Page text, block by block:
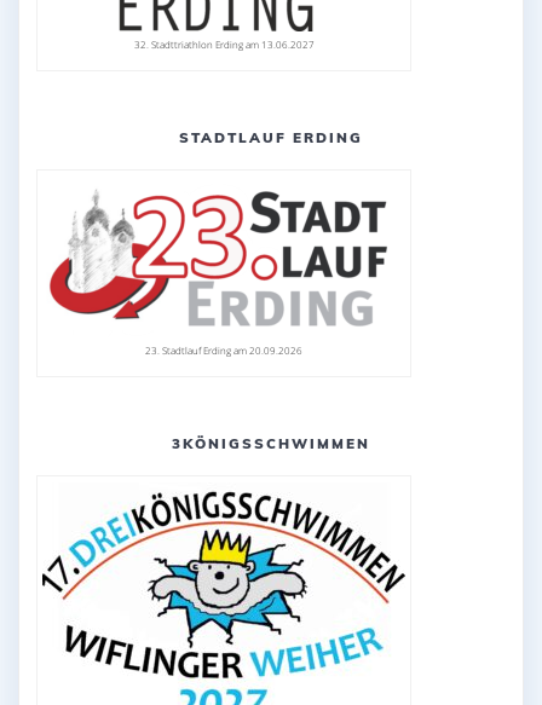
32. Stadttriathlon Erding am 13.06.2027
STADTLAUF ERDING
23. Stadtlauf Erding am 20.09.2026
3KÖNIGSSCHWIMMEN